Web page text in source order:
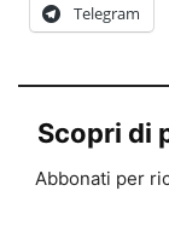
Telegram
Scopri di
Abbonati per